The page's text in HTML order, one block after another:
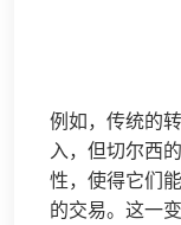
例如，传统的
入，但切尔西
性，使得它们
的交易。这一